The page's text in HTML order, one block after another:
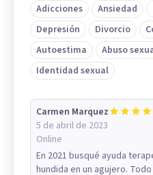
Adicciones Ansiedad
Depresión
Divorcio
Autoestima
Abuso
Identidad sexual
Carmen Marquez
5 de abril de 2023
Online
En 2021 busqué ayuda
hundida en un agujero.